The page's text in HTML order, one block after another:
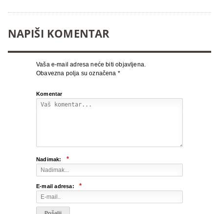
NAPIŠI KOMENTAR
Vaša e-mail adresa neće biti objavljena.
Obavezna polja su označena *
Komentar
Nadimak: *
E-mail adresa: *